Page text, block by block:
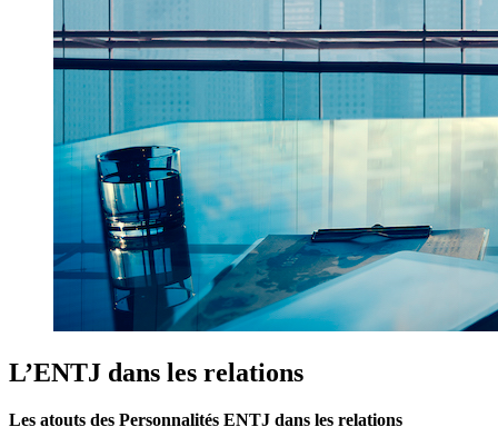
L’ENTJ dans les relations
Les atouts des Personnalités ENTJ dans les relations